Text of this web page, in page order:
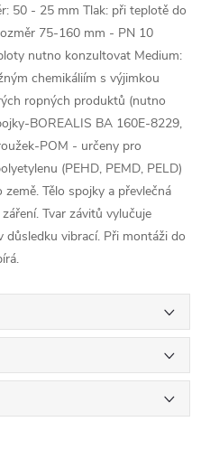
50 - 25 mm Tlak: při teplotě do
75-160 mm - PN 10
nutno konzultovat Medium:
chemikáliím s výjimkou
ropných produktů (nutno
BOREALIS BA 160E-8229,
POM - určeny pro
(PEHD, PEMD, PELD)
Tělo spojky a převlečná
Tvar závitů vylučuje
důsledku vibrací. Při montáži do